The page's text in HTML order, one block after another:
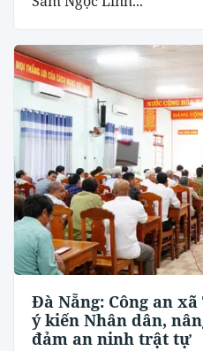
Đà Nẵng: Công an
ý kiến Nhân dân,
đảm an ninh trật tự